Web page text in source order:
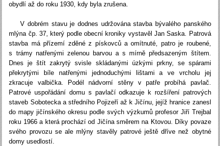
obydlí až do roku 1930, kdy byla zrušena.
V dobrém stavu je dodnes udržována stavba bývalého panského
mlýna čp. 37, který podle obecní kroniky vystavěl Jan Saska. Patrová
stavba má přízemí zděné z pískovců a omítnuté, patro je roubené,
s trámy natřenými zelenou barvou a s mírně předsazeným štítem.
Dnes je štít zakrytý svisle skládanými úzkými prkny, se spárami
překrytými bíle natřenými jednoduchými lištami a ve vrcholu jej
zkracuje valbička. Podél nádvorní stěny v patře probíhá pavlač.
Patrové uspořádání domu s pavlačí odkazuje k rozšíření patrových
staveb Sobotecka a středního Pojizeří až k Jičínu, jejíž hranice zanesl
do mapy jičínského okresu podle svých výzkumů profesor Jiří Trejbal
roku 1966 a která prochází od Jičína směrem na Ktovou. Díky povaze
svého provozu se ale mlýny stavěly patrové ještě dříve než obytné
domy usedlostí.